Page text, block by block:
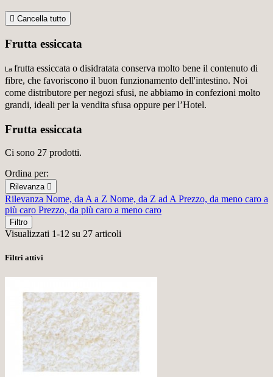
 Cancella tutto
Frutta essiccata
La frutta essiccata o disidratata conserva molto bene il contenuto di
fibre, che favoriscono il buon funzionamento dell'intestino. Noi
come distributore per negozi sfusi, ne abbiamo in confezioni molto
grandi, ideali per la vendita sfusa oppure per l’Hotel.
Frutta essiccata
Ci sono 27 prodotti.
Ordina per:
Rilevanza 
Rilevanza Nome, da A a Z Nome, da Z ad A Prezzo, da meno caro a
più caro Prezzo, da più caro a meno caro
Filtro
Visualizzati 1-12 su 27 articoli
Filtri attivi